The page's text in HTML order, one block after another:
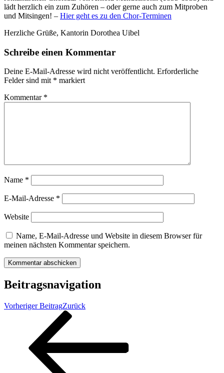
lädt herzlich ein zum Zuhören – oder gerne auch zum Mitproben
und Mitsingen! – Hier geht es zu den Chor-Terminen
Herzliche Grüße, Kantorin Dorothea Uibel
Schreibe einen Kommentar
Deine E-Mail-Adresse wird nicht veröffentlicht. Erforderliche
Felder sind mit * markiert
Kommentar *
Name *
E-Mail-Adresse *
Website
Name, E-Mail-Adresse und Website in diesem Browser für
meinen nächsten Kommentar speichern.
Beitragsnavigation
Vorheriger BeitragZurück